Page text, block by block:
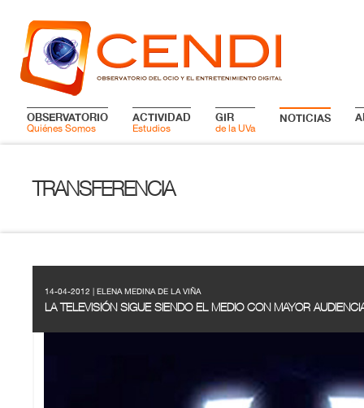
OBSERVATORIO
Quiénes Somos
ACTIVIDAD
Estudios
GIR
de la UVa
NOTICIAS
TRANSFERENCIA
14-04-2012 | ELENA MEDINA DE LA VIÑA
LA TELEVISIÓN SIGUE SIENDO EL MEDIO CON MAYOR